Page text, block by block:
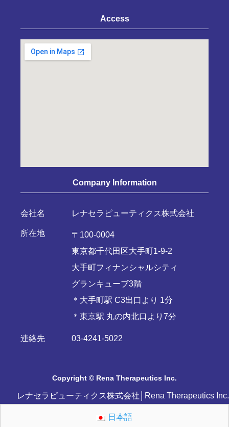
Access
Company Information
会社名 レナセラピューティクス株式会社
所在地
〒100-0004
東京都千代田区大手町1-9-2
大手町フィナンシャルシティ
グランキューブ3階
＊大手町駅 C3出口より 1分
＊東京駅 丸の内北口より7分
連絡先 03-4241-5022
Copyright © Rena Therapeutics Inc.
レナセラピューティクス株式会社│Rena Therapeutics Inc.
日本語